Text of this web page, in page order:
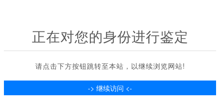
正在对您的身份进行鉴定
请点击下方按钮跳转至本站，以继续浏览网站!